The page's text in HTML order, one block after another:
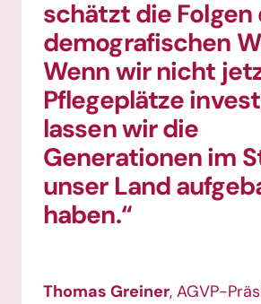
schätzt die Folgen
demo­grafischen
Wenn wir nicht
Pflege­plätze
lassen wir die
Generationen im
unser Land
haben.“
Thomas Greiner, AGVP-